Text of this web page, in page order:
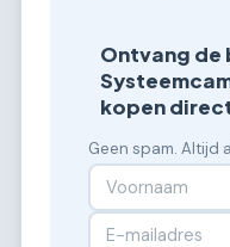
Ontvang de
kopen
Geen spam. Altijd